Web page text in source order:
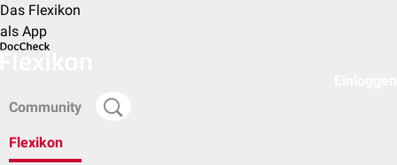
Das Flexikon
als App
Community
Flexikon